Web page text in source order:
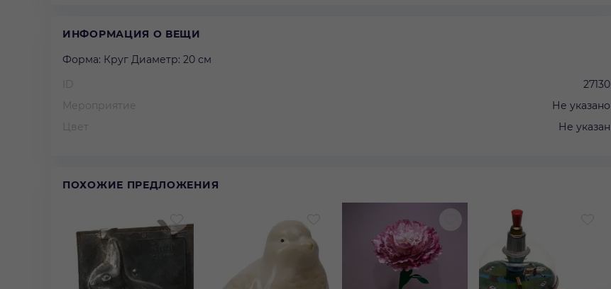
ИНФОРМАЦИЯ О ВЕЩИ
Форма: Круг Диаметр: 20 см
ID
27130
Мероприятие
Не указано
Цвет
Не указан
ПОХОЖИЕ ПРЕДЛОЖЕНИЯ